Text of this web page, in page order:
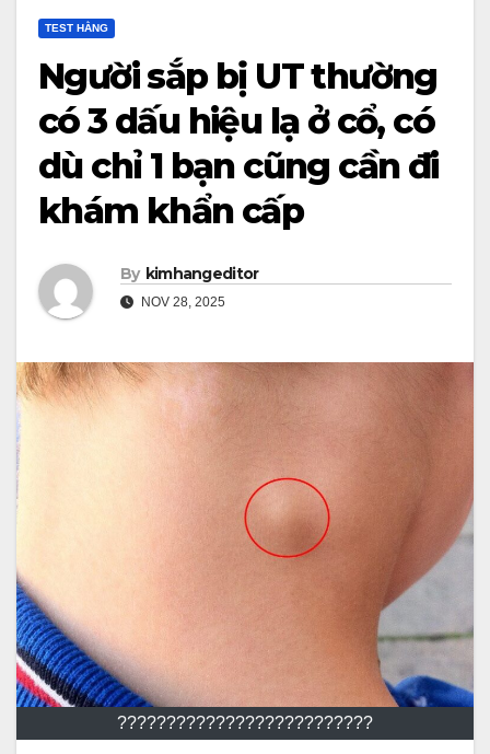
TEST HẰNG
Người sắp bị UT thường
có 3 dấu hiệu lạ ở cổ, có
dù chỉ 1 bạn cũng cần đi
khám khẩn cấp
By kimhangeditor
NOV 28, 2025
??????????????????????????